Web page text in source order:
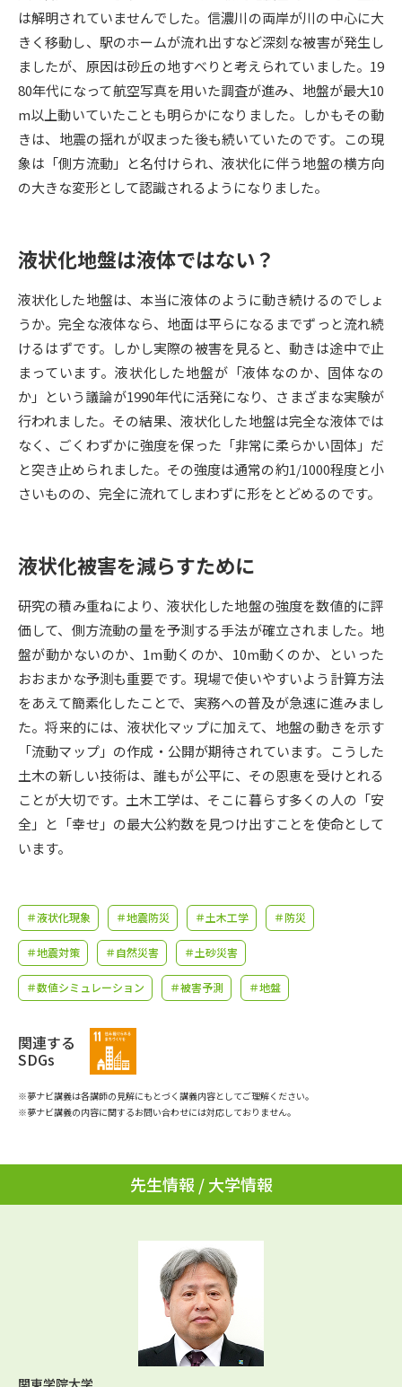
大学研究 大学検索
大学で学べる内容や特徴を調べる
新増設大学・学部・学科特集
国際・グローバルに強い大学特
デジタルパンフレット 進路の３択
新学年スタート号特集ページ
（高3生用）
新学年スタート号特集ページ
（高2生用）
SELFBRAND特集ページ
オープンキャンパスなどを調べる
オープンキャンパス検索 実施プログラムから探す
志望校・出願校を調べる
併願校選び 受験スケジュールを立てよう
先輩が入学を決めた理由 テレメール全国一斉進学調査
新生活お役立ちガイド
大学で学びたい学問発見
学問のミニ講義「夢ナビ講義」 学問分野解説
学問の教科書
ユーザーサポート
受付内容・発送状況の確認
テレメール進学カタログ
訂正のご案内
は解明されていませんでした。信濃川の両岸が川の中心に大
きく移動し、駅のホームが流れ出すなど深刻な被害が発生し
ましたが、原因は砂丘の地すべりと考えられていました。19
80年代になって航空写真を用いた調査が進み、地盤が最大10
m以上動いていたことも明らかになりました。しかもその動
きは、地震の揺れが収まった後も続いていたのです。この現
象は「側方流動」と名付けられ、液状化に伴う地盤の横方向
の大きな変形として認識されるようになりました。
液状化地盤は液体ではない？
液状化した地盤は、本当に液体のように動き続けるのでしょ
うか。完全な液体なら、地面は平らになるまでずっと流れ続
けるはずです。しかし実際の被害を見ると、動きは途中で止
まっています。液状化した地盤が「液体なのか、固体なの
か」という議論が1990年代に活発になり、さまざまな実験が
行われました。その結果、液状化した地盤は完全な液体では
なく、ごくわずかに強度を保った「非常に柔らかい固体」だ
と突き止められました。その強度は通常の約1/1000程度と小
さいものの、完全に流れてしまわずに形をとどめるのです。
液状化被害を減らすために
研究の積み重ねにより、液状化した地盤の強度を数値的に評
価して、側方流動の量を予測する手法が確立されました。地
盤が動かないのか、1m動くのか、10m動くのか、といった
おおまかな予測も重要です。現場で使いやすいよう計算方法
をあえて簡素化したことで、実務への普及が急速に進みまし
た。将来的には、液状化マップに加えて、地盤の動きを示す
「流動マップ」の作成・公開が期待されています。こうした
土木の新しい技術は、誰もが公平に、その恩恵を受けとれる
ことが大切です。土木工学は、そこに暮らす多くの人の「安
全」と「幸せ」の最大公約数を見つけ出すことを使命として
います。
＃液状化現象 ＃地震防災 ＃土木工学 ＃防災
＃地震対策 ＃自然災害 ＃土砂災害
＃数値シミュレーション ＃被害予測 ＃地盤
関連する
SDGs
※夢ナビ講義は各講師の見解にもとづく講義内容としてご理解ください。
※夢ナビ講義の内容に関するお問い合わせには対応しておりません。
先生情報 / 大学情報
関東学院大学